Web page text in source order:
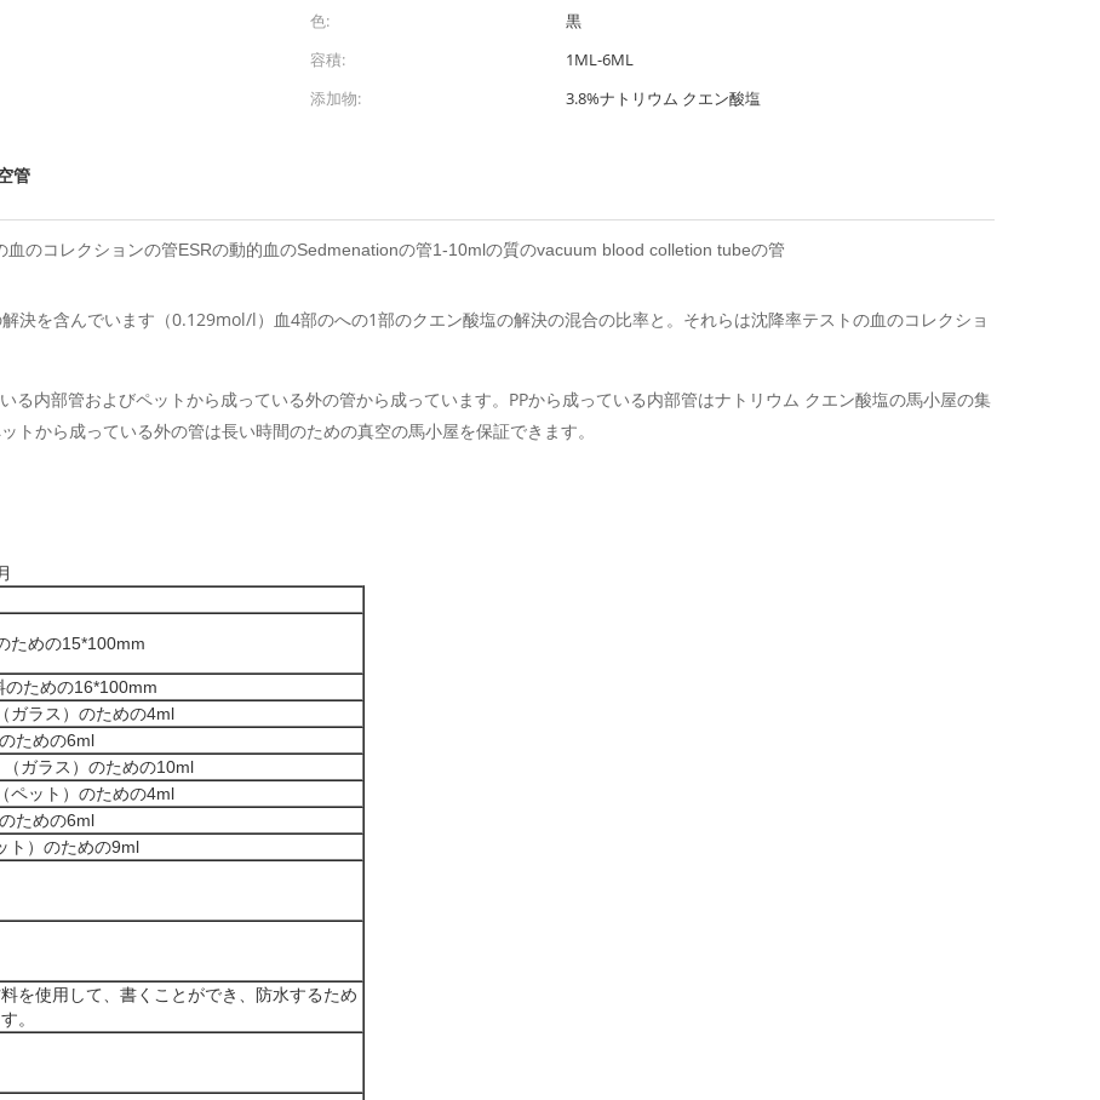
色:
黒
容積:
1ML-6ML
添加物:
3.8%ナトリウム クエン酸塩
管
血のコレクションの管ESRの動的血のSedmenationの管1-10mlの質のvacuum blood colletion tubeの管
決を含んでいます（0.129mol/l）血4部のへの1部のクエン酸塩の解決の混合の比率と。それらは沈降率テストの血のコレクショ
る内部管およびペットから成っている外の管から成っています。PPから成っている内部管はナトリウム クエン酸塩の馬小屋の集
から成っている外の管は長い時間のための真空の馬小屋を保証できます。
ための15*100mm
ための16*100mm
ガラス）のための4ml
ための6ml
ガラス）のための10ml
ペット）のための4ml
ための6ml
ト）のための9ml
を使用して、書くことができ、防水するため
。